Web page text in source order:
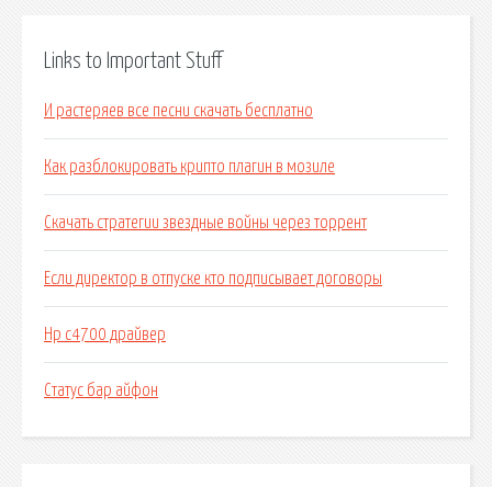
Links to Important Stuff
И растеряев все песни скачать бесплатно
Как разблокировать крипто плагин в мозиле
Скачать стратегии звездные войны через торрент
Если директор в отпуске кто подписывает договоры
Hp c4700 драйвер
Статус бар айфон